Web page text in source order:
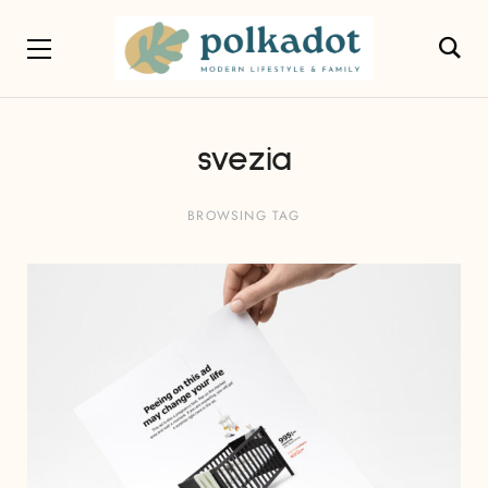
svezia
BROWSING TAG